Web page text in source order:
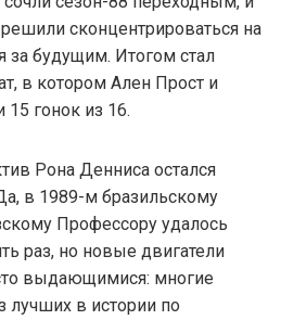
сконцентрироваться на
за будущим. Итогом стал
в котором Ален Прост и
гонок из 16.
Рона Денниса остался
в 1989-м бразильскому
Профессору удалось
раз, но новые двигатели
выдающимися: многие
лучших в истории по